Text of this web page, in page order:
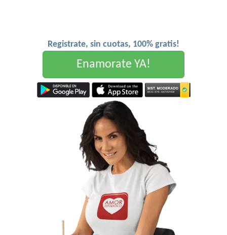
Registrate, sin cuotas, 100% gratis!
Enamorate YA!